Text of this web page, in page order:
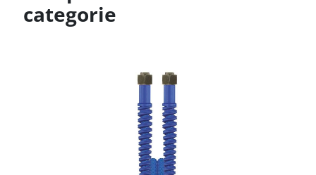
categorie